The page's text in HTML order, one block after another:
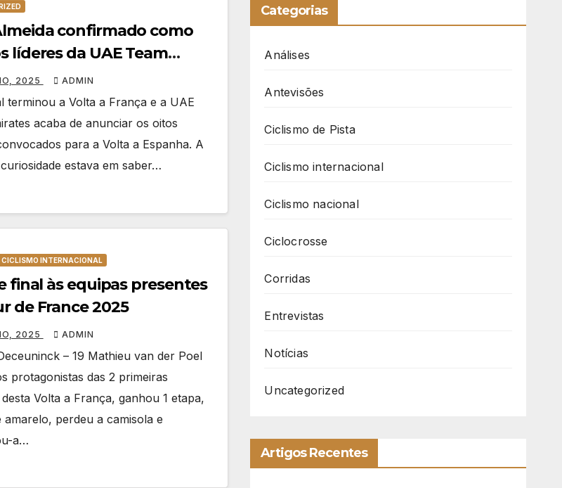
confirmado como
líderes da UAE Team
para a Vuelta 2025
2025 ADMIN
terminou a Volta a França e a UAE
acaba de anunciar os oitos
para a Volta a Espanha. A
estava em saber…
CICLISMO INTERNACIONAL
final às equipas presentes
de France 2025
2025 ADMIN
– 19 Mathieu van der Poel
protagonistas das 2 primeiras
Volta a França, ganhou 1 etapa,
amarelo, perdeu a camisola e
a…
Categorias
Análises
Antevisões
Ciclismo de Pista
Ciclismo internacional
Ciclismo nacional
Ciclocrosse
Corridas
Entrevistas
Notícias
Uncategorized
Artigos Recentes